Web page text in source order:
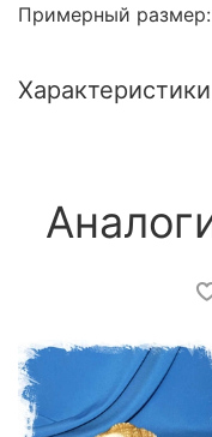
Примерный
Характеристики